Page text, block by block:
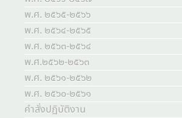
พ.ศ. ๒๕๖๕-๒๕๖๖
พ.ศ. ๒๕๖๔-๒๕๖๕
พ.ศ. ๒๕๖๓-๒๕๖๔
พ.ศ.๒๕๖๒-๒๕๖๓
พ.ศ. ๒๕๖๑-๒๕๖๒
พ.ศ. ๒๕๖๐-๒๕๖๑
คำสั่งปฏิบัติงาน